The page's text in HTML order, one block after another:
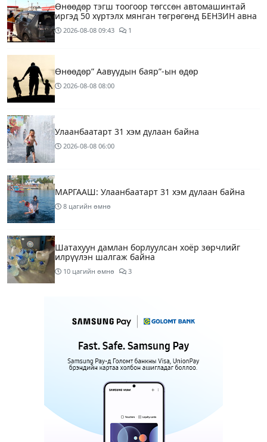
Өнөөдөр тэгш тоогоор төгссөн автомашинтай
иргэд 50 хүртэлх мянган төгрөгөнд БЕНЗИН авна
2026-08-08 09:43 1
Өнөөдөр” Аавуудын баяр”-ын өдөр
2026-08-08 08:00
Улаанбаатарт 31 хэм дулаан байна
2026-08-08 06:00
МАРГААШ: Улаанбаатарт 31 хэм дулаан байна
8 цагийн өмнө
Шатахуун дамлан борлуулсан хоёр зөрчлийг
илрүүлэн шалгаж байна
10 цагийн өмнө 3
урьдчилсан төлөв
Шатахуун дамлаж байгаа асуудалд ТЕГ-аас
холбогдох мэдээллийн дагуу шалгалтын
ажиллагааг эрчимжүүлж байна
Аялал жуулчлалын компанийн автомашинуудыг
ШТС-ууд хязгаарлалтгүйгээр шатахуун олгох